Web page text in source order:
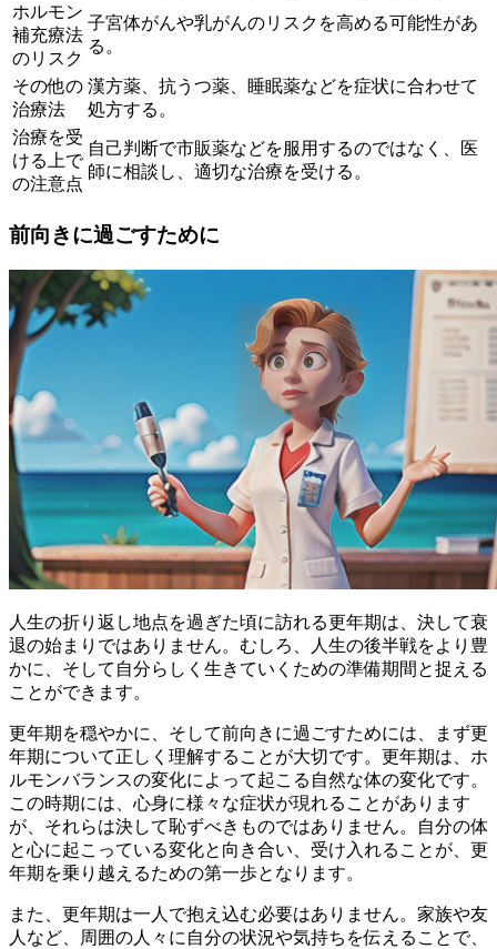
ホルモン
補充療法
のリスク
子宮体がんや乳がんのリスクを高める可能性があ
る。
その他の
治療法
漢方薬、抗うつ薬、睡眠薬などを症状に合わせて
処方する。
治療を受
ける上で
の注意点
自己判断で市販薬などを服用するのではなく、医
師に相談し、適切な治療を受ける。
前向きに過ごすために
人生の折り返し地点を過ぎた頃に訪れる更年期は、決して衰
退の始まりではありません。むしろ、
人生の後半戦をより豊
かに、そして自分らしく生きていくための準備期間 と捉える
ことができます。
更年期を穏やかに、そして前向きに過ごすためには、まず更
年期について正しく理解することが大切です。更年期は、ホ
ルモンバランスの変化によって起こる自然な体の変化です。
この時期には、心身に様々な症状が現れることがあります
が、それらは決して恥ずべきものではありません。自分の体
と心に起こっている変化と向き合い、受け入れることが、更
年期を乗り越えるための第一歩となります。
また、更年期は一人で抱え込む必要はありません。家族や友
人など、周囲の人々に自分の状況や気持ちを伝えることで、